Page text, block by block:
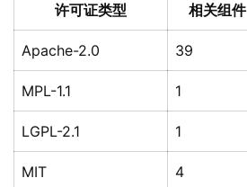
许可证类型 相关组件
Apache-2.0 39
MPL-1.1 1
LGPL-2.1 1
MIT 4